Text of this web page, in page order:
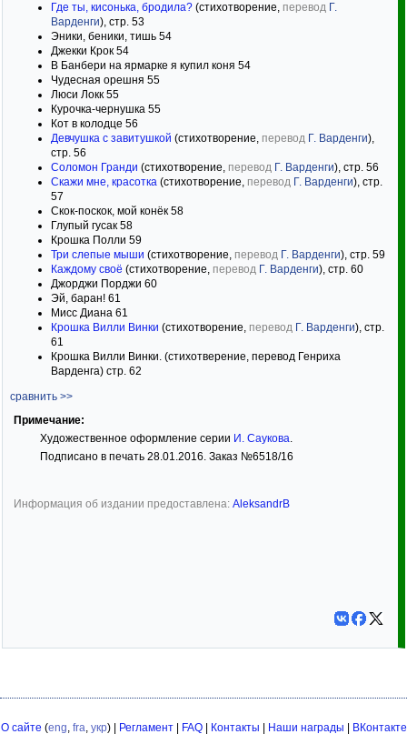
Где ты, кисонька, бродила? (стихотворение, перевод Г.
Варденги), стр. 53
Эники, беники, тишь 54
Джекки Крок 54
В Банбери на ярмарке я купил коня 54
Чудесная орешня 55
Люси Локк 55
Курочка-чернушка 55
Кот в колодце 56
Девчушка с завитушкой (стихотворение, перевод Г. Варденги),
стр. 56
Соломон Гранди (стихотворение, перевод Г. Варденги), стр. 56
Скажи мне, красотка (стихотворение, перевод Г. Варденги), стр.
57
Скок-поскок, мой конёк 58
Глупый гусак 58
Крошка Полли 59
Три слепые мыши (стихотворение, перевод Г. Варденги), стр. 59
Каждому своё (стихотворение, перевод Г. Варденги), стр. 60
Джорджи Порджи 60
Эй, баран! 61
Мисс Диана 61
Крошка Вилли Винки (стихотворение, перевод Г. Варденги), стр.
61
Крошка Вилли Винки. (стихотверение, перевод Генриха
Варденга) стр. 62
сравнить >>
Примечание:
Художественное оформление серии И. Саукова.
Подписано в печать 28.01.2016. Заказ №6518/16
Информация об издании предоставлена: AleksandrB
О сайте (eng, fra, укр) | Регламент| FAQ| Контакты Наши награды ВКонтакте